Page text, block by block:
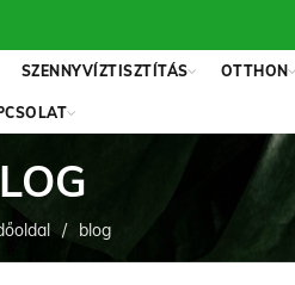
SZENNYVÍZTISZTÍTÁS OTTHON
blog